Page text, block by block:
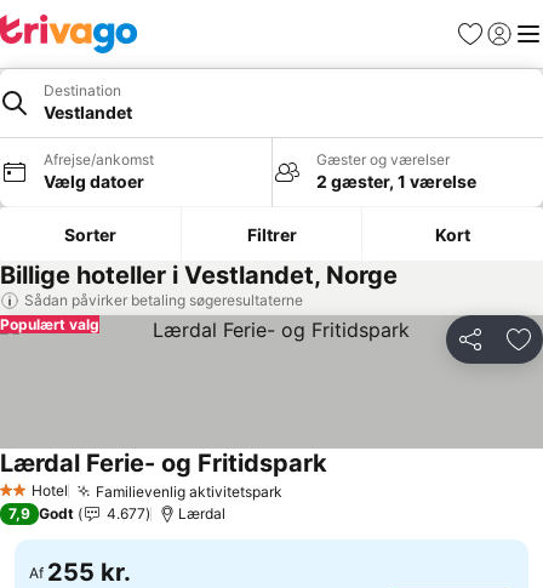
Favoritter
Log ind
Destination
Vestlandet
Afrejse/ankomst
Vælg datoer
Gæster og værelser
2 gæster, 1 værelse
Sorter Filtrer Kort
Billige hoteller i Vestlandet, Norge
Sådan påvirker betaling søgeresultaterne
Del
Populært valg
2 Stjerner
Hotel Familievenlig aktivitetspark
Lærdal Ferie- og FritidsparkSe priser
7,9 Godt 4.677 Lærdal
Af 255 kr.